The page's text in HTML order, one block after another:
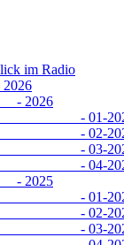
im Radio
- 01-
- 02-
- 03-
- 04-
- 01-
- 02-
- 03-